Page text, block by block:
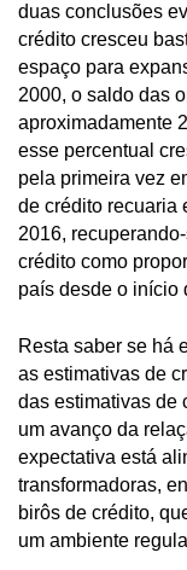
duas conclusões
crédito cresceu
espaço para
2000, o saldo das
aproximadamente
esse percentual
pela primeira vez
de crédito recuaria
2016,
crédito como
país desde o início
Resta saber se há
as estimativas de
das estimativas de
um avanço da
expectativa está
transformadoras,
birôs de crédito,
um ambiente